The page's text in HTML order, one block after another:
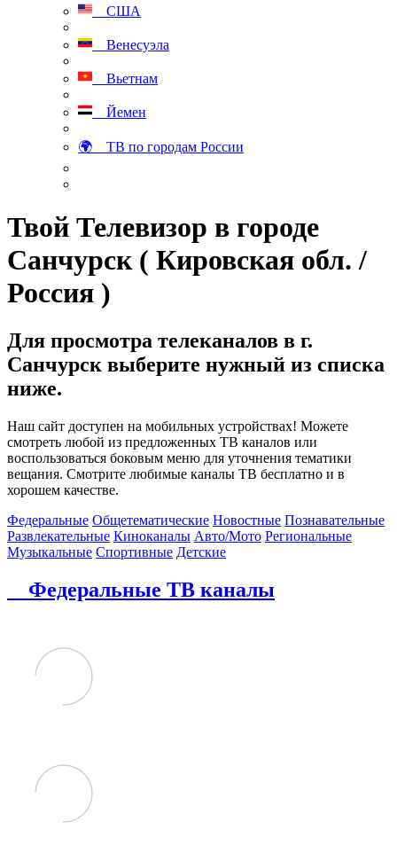
США
Венесуэла
Вьетнам
Йемен
🌍 ТВ по городам России
Твой Телевизор в городе
Санчурск ( Кировская обл. /
Россия )
Для просмотра телеканалов в г.
Санчурск выберите нужный из списка
ниже.
Наш сайт доступен на мобильных устройствах! Можете
смотреть любой из предложенных ТВ каналов или
воспользоваться боковым меню для уточнения тематики
вещания. Смотрите любимые каналы ТВ бесплатно и в
хорошем качестве.
Федеральные Общетематические Новостные Познавательные
Развлекательные Киноканалы Авто/Мото Региональные
Музыкальные Спортивные Детские
Федеральные ТВ каналы